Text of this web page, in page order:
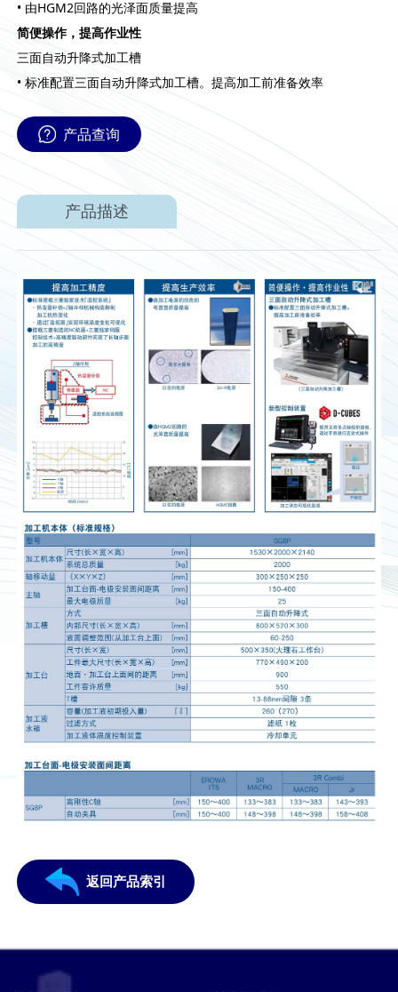
• 由HGM2回路的光泽面质量提高
简便操作，提高作业性
三面自动升降式加工槽
• 标准配置三面自动升降式加工槽。提高加工前准备效率
产品查询
产品描述
返回产品索引